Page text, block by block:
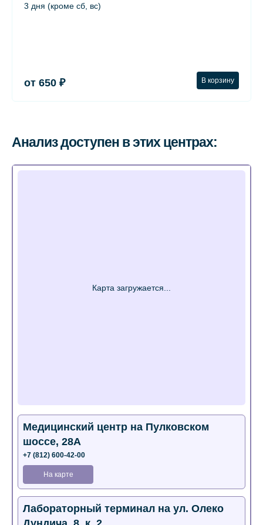
3 дня (кроме сб, вс)
от 650 ₽ В корзину
Анализ доступен в этих центрах:
Медицинский центр на Пулковском
шоссе, 28А
+7 (812) 600-42-00
На карте
Лабораторный терминал на ул. Олеко